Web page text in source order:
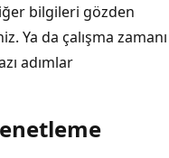
bilgileri gözden
Ya da çalışma zamanı
adımlar